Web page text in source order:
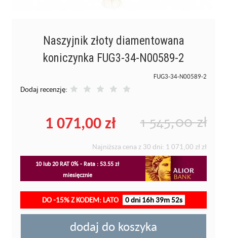
Naszyjnik złoty diamentowana
koniczynka FUG3-34-N00589-2
FUG3-34-N00589-2
Dodaj recenzję:
1 545,00 zł
1 071,00 zł
Najniższa cena z 30 dni: 1 071,00 zł zł
10 lub 20 RAT 0% - Rata : 53.55 zł
miesięcznie
DO -15% Z KODEM: LATO 0 dni 16h 39m 51s
dodaj do koszyka